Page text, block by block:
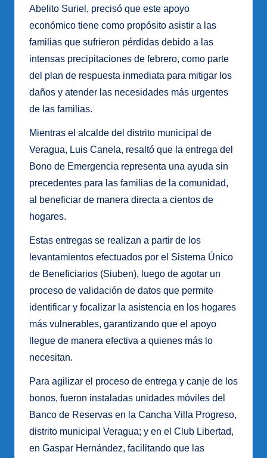
Abelito Suriel, precisó que este apoyo
económico tiene como propósito asistir a las
familias que sufrieron pérdidas debido a las
intensas precipitaciones de febrero, como parte
del plan de respuesta inmediata para mitigar los
daños y atender las necesidades más urgentes
de las familias.
Mientras el alcalde del distrito municipal de
Veragua, Luis Canela, resaltó que la entrega del
Bono de Emergencia representa una ayuda sin
precedentes para las familias de la comunidad,
al beneficiar de manera directa a cientos de
hogares.
Estas entregas se realizan a partir de los
levantamientos efectuados por el Sistema Único
de Beneficiarios (Siuben), luego de agotar un
proceso de validación de datos que permite
identificar y focalizar la asistencia en los hogares
más vulnerables, garantizando que el apoyo
llegue de manera efectiva a quienes más lo
necesitan.
Para agilizar el proceso de entrega y canje de los
bonos, fueron instaladas unidades móviles del
Banco de Reservas en la Cancha Villa Progreso,
distrito municipal Veragua; y en el Club Libertad,
en Gaspar Hernández, facilitando que las